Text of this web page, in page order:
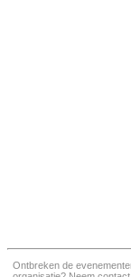
Ontbreken de